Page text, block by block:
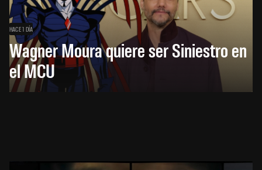
HACE 1 DÍA
Wagner Moura quiere ser Siniestro en
el MCU